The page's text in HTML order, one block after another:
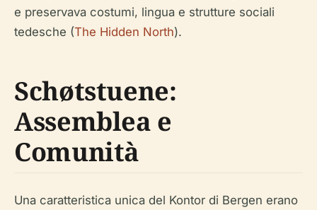
e preservava costumi, lingua e strutture sociali
tedesche (The Hidden North).
Schøtstuene:
Assemblea e
Comunità
Una caratteristica unica del Kontor di Bergen erano